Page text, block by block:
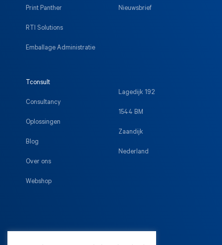
Print Panther
RTI Solutions
Emballage Administratie
Nieuwsbrief
Tconsult
Consultancy
Oplossingen
Blog
Over ons
Webshop
Lagedijk 192
1544 BM
Zaandijk
Nederland